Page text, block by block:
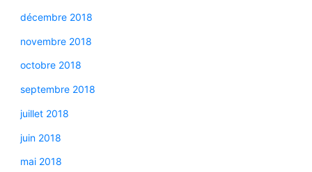
décembre 2018
novembre 2018
octobre 2018
septembre 2018
juillet 2018
juin 2018
mai 2018